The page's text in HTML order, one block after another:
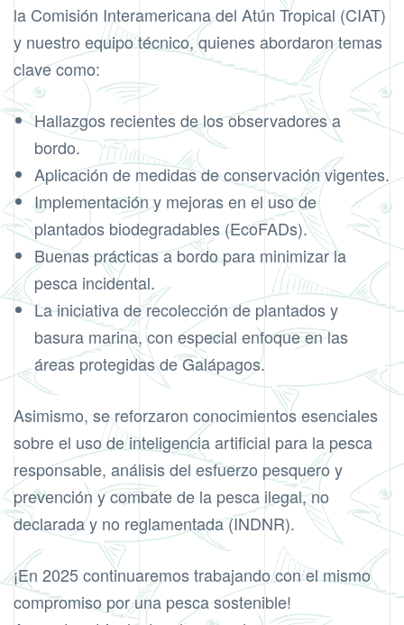
la Comisión Interamericana del Atún Tropical (CIAT)
y nuestro equipo técnico, quienes abordaron temas
clave como:
Hallazgos recientes de los observadores a
bordo.
Aplicación de medidas de conservación vigentes.
Implementación y mejoras en el uso de
plantados biodegradables (EcoFADs).
Buenas prácticas a bordo para minimizar la
pesca incidental.
La iniciativa de recolección de plantados y
basura marina, con especial enfoque en las
áreas protegidas de Galápagos.
Asimismo, se reforzaron conocimientos esenciales
sobre el uso de inteligencia artificial para la pesca
responsable, análisis del esfuerzo pesquero y
prevención y combate de la pesca ilegal, no
declarada y no reglamentada (INDNR).
¡En 2025 continuaremos trabajando con el mismo
compromiso por una pesca sostenible!